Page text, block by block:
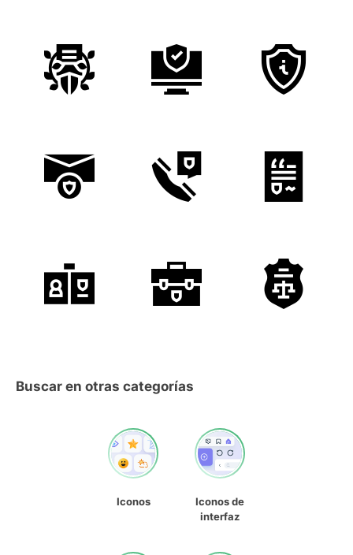
Buscar en otras categorías
Iconos
Iconos de
interfaz